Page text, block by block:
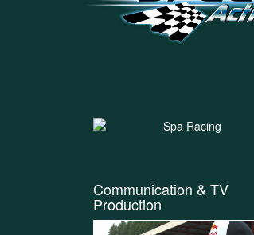
Communication & TV
Production